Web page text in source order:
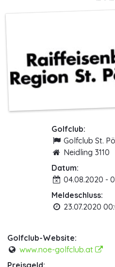
Golfclub:
Golfclub St.
Neidling 3110
Datum:
04.08.2020 -
Meldeschluss:
23.07.2020
Golfclub-Website:
www.noe-golfclub.at